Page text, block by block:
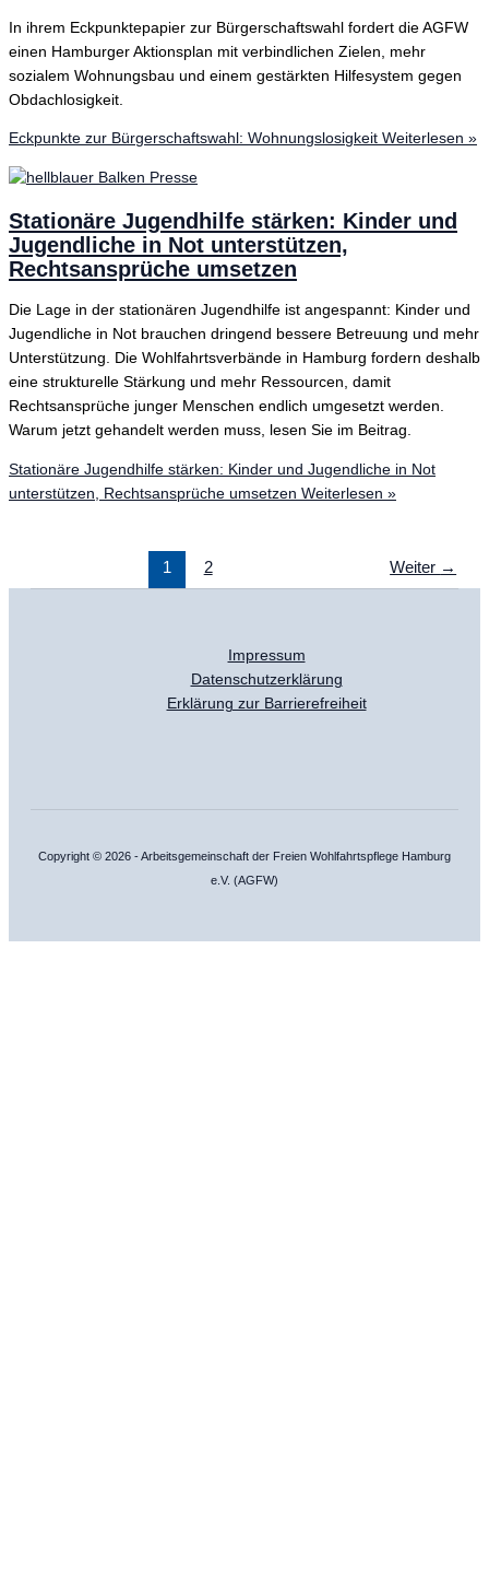
In ihrem Eckpunktepapier zur Bürgerschaftswahl fordert die AGFW
einen Hamburger Aktionsplan mit verbindlichen Zielen, mehr
sozialem Wohnungsbau und einem gestärkten Hilfesystem gegen
Obdachlosigkeit.
Eckpunkte zur Bürgerschaftswahl: Wohnungslosigkeit Weiterlesen »
Stationäre Jugendhilfe stärken: Kinder und
Jugendliche in Not unterstützen,
Rechtsansprüche umsetzen
Die Lage in der stationären Jugendhilfe ist angespannt: Kinder und
Jugendliche in Not brauchen dringend bessere Betreuung und mehr
Unterstützung. Die Wohlfahrtsverbände in Hamburg fordern deshalb
eine strukturelle Stärkung und mehr Ressourcen, damit
Rechtsansprüche junger Menschen endlich umgesetzt werden.
Warum jetzt gehandelt werden muss, lesen Sie im Beitrag.
Stationäre Jugendhilfe stärken: Kinder und Jugendliche in Not
unterstützen, Rechtsansprüche umsetzen Weiterlesen »
1 2 Weiter →
Impressum
Datenschutzerklärung
Erklärung zur Barrierefreiheit
Copyright © 2026 - Arbeitsgemeinschaft der Freien Wohlfahrtspflege Hamburg
e.V. (AGFW)